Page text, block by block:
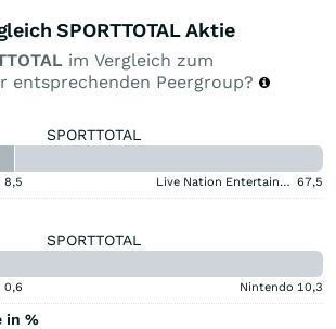
SPORTTOTAL Aktie
im Vergleich zum
entsprechenden Peergroup?
SPORTTOTAL
8,5 Live Nation Entertainment 67,5
SPORTTOTAL
0,6 Nintendo 10,3
in %